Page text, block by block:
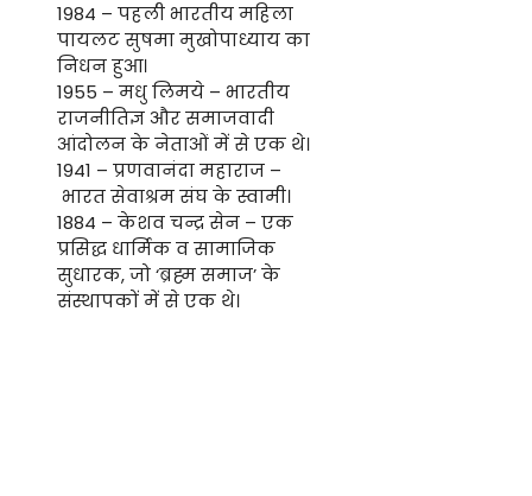
1984 – पहली भारतीय महिला
पायलट सुषमा मुखोपाध्याय का
निधन हुआ।
1955 – मधु लिमये – भारतीय
राजनीतिज्ञ और समाजवादी
आंदोलन के नेताओं में से एक थे।
1941 – प्रणवानंदा महाराज –
भारत सेवाश्रम संघ के स्वामी।
1884 – केशव चन्द्र सेन – एक
प्रसिद्ध धार्मिक व सामाजिक
सुधारक, जो ‘ब्रह्म समाज’ के
संस्थापकों में से एक थे।